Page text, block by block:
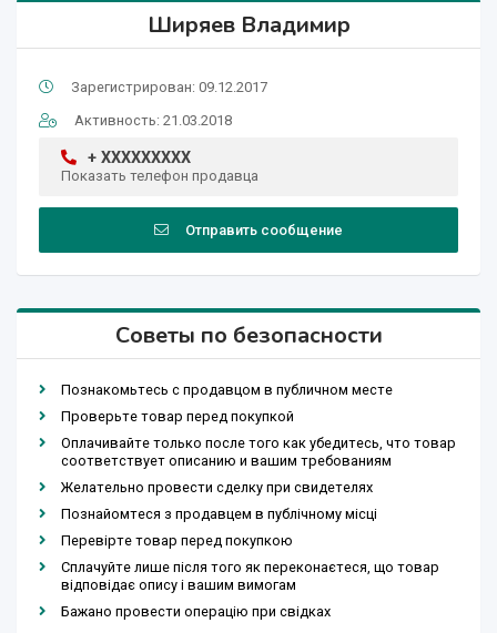
Ширяев Владимир
Зарегистрирован: 09.12.2017
Активность: 21.03.2018
+ XXXXXXXXX
Показать телефон продавца
Отправить сообщение
Советы по безопасности
Познакомьтесь с продавцом в публичном месте
Проверьте товар перед покупкой
Оплачивайте только после того как убедитесь, что товар
соответствует описанию и вашим требованиям
Желательно провести сделку при свидетелях
Познайомтеся з продавцем в публічному місці
Перевірте товар перед покупкою
Сплачуйте лише після того як переконаєтеся, що товар
відповідає опису і вашим вимогам
Бажано провести операцію при свідках